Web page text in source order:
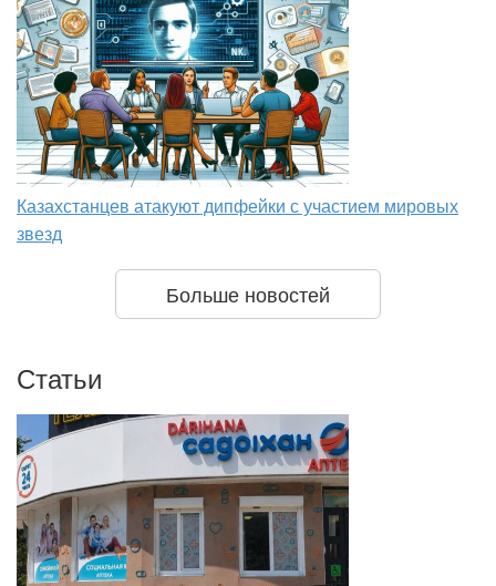
Казахстанцев атакуют дипфейки с участием мировых
звезд
Больше новостей
Статьи